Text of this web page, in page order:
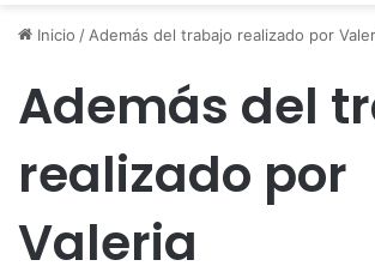
Inicio / Además del trabajo realizado por
Además del
realizado por
Valeria